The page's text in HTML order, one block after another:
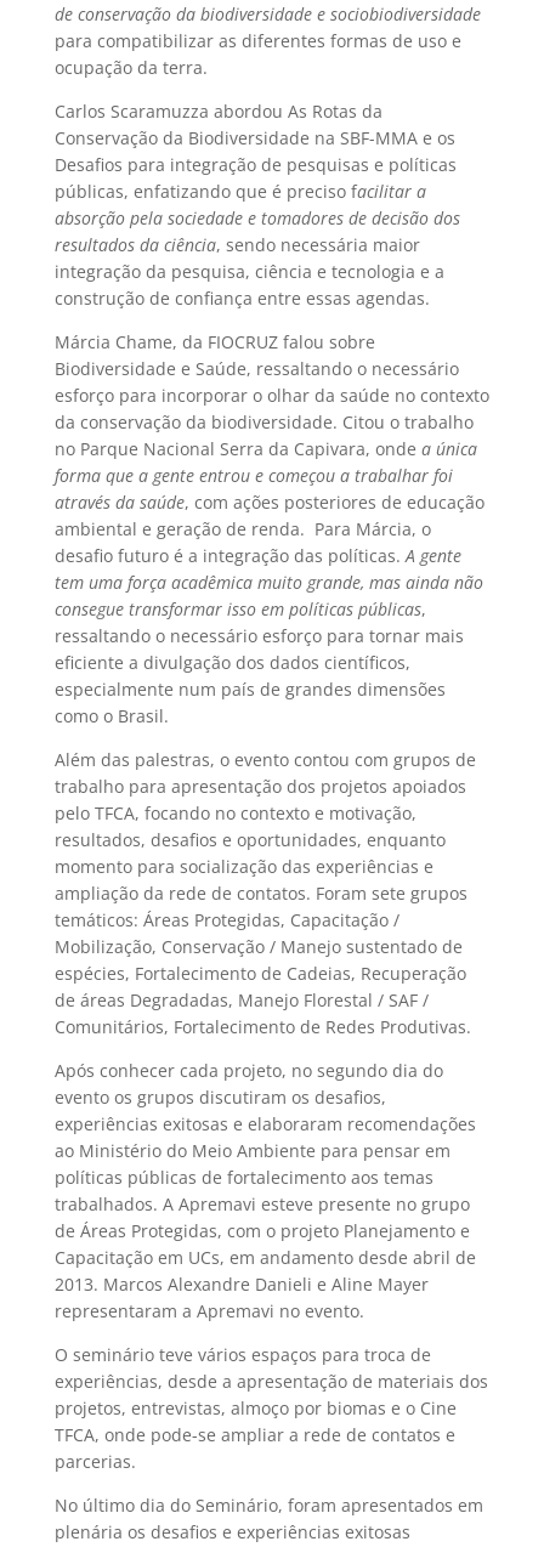
de conservação da biodiversidade e sociobiodiversidade
para compatibilizar as diferentes formas de uso e
ocupação da terra.
Carlos Scaramuzza abordou As Rotas da
Conservação da Biodiversidade na SBF-MMA e os
Desafios para integração de pesquisas e políticas
públicas, enfatizando que é preciso facilitar a
absorção pela sociedade e tomadores de decisão dos
resultados da ciência, sendo necessária maior
integração da pesquisa, ciência e tecnologia e a
construção de confiança entre essas agendas.
Márcia Chame, da FIOCRUZ falou sobre
Biodiversidade e Saúde, ressaltando o necessário
esforço para incorporar o olhar da saúde no contexto
da conservação da biodiversidade. Citou o trabalho
no Parque Nacional Serra da Capivara, onde  a única
forma que a gente entrou e começou a trabalhar foi
através da saúde, com ações posteriores de educação
ambiental e geração de renda. Para Márcia, o
desafio futuro é a integração das políticas. A gente
tem uma força acadêmica muito grande, mas ainda não
consegue transformar isso em políticas públicas,
ressaltando o necessário esforço para tornar mais
eficiente a divulgação dos dados científicos,
especialmente num país de grandes dimensões
como o Brasil.
Além das palestras, o evento contou com grupos de
trabalho para apresentação dos projetos apoiados
pelo TFCA, focando no contexto e motivação,
resultados, desafios e oportunidades, enquanto
momento para socialização das experiências e
ampliação da rede de contatos. Foram sete grupos
temáticos: Áreas Protegidas, Capacitação /
Mobilização, Conservação / Manejo sustentado de
espécies, Fortalecimento de Cadeias, Recuperação
de áreas Degradadas, Manejo Florestal / SAF /
Comunitários, Fortalecimento de Redes Produtivas.
Após conhecer cada projeto, no segundo dia do
evento os grupos discutiram os desafios,
experiências exitosas e elaboraram recomendações
ao Ministério do Meio Ambiente para pensar em
políticas públicas de fortalecimento aos temas
trabalhados. A Apremavi esteve presente no grupo
de Áreas Protegidas, com o projeto Planejamento e
Capacitação em UCs, em andamento desde abril de
2013. Marcos Alexandre Danieli e Aline Mayer
representaram a Apremavi no evento.
O seminário teve vários espaços para troca de
experiências, desde a apresentação de materiais dos
projetos, entrevistas, almoço por biomas e o Cine
TFCA, onde pode-se ampliar a rede de contatos e
parcerias.
No último dia do Seminário, foram apresentados em
plenária os desafios e experiências exitosas